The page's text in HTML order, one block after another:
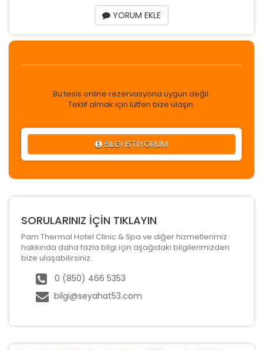
YORUM EKLE
Bu tesis online rezervasyona uygun değil.
Teklif almak için lütfen bize ulaşın.
BİLGİ İSTİYORUM
SORULARINIZ İÇİN TIKLAYIN
Pam Thermal Hotel Clinic & Spa ve diğer hizmetlerimiz
hakkında daha fazla bilgi için aşağıdaki bilgilerimizden
bize ulaşabilirsiniz.
0 (850) 466 5353
bilgi@seyahat53.com